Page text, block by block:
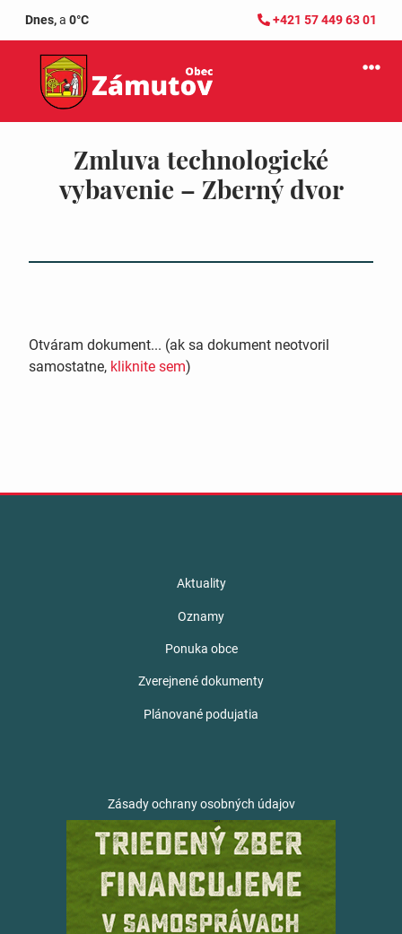
Dnes,a 0°C +421 57 449 63 01
Zmluva technologické
vybavenie – Zberný dvor
Otváram dokument... (ak sa dokument neotvoril
samostatne, kliknite sem)
Aktuality
Oznamy
Ponuka obce
Zverejnené dokumenty
Plánované podujatia
Zásady ochrany osobných údajov